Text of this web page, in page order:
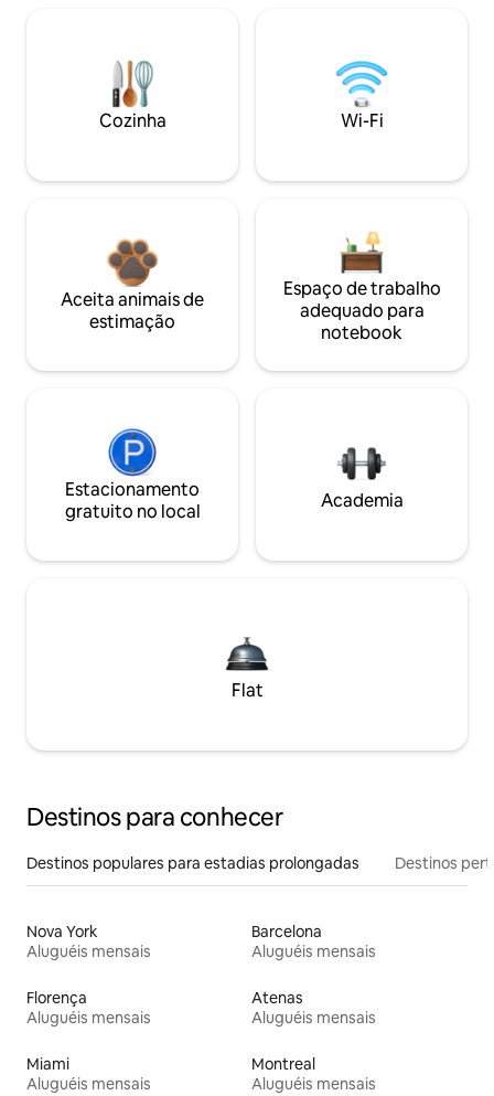
Cozinha Wi-Fi
Aceita animais de
estimação
Espaço de trabalho
adequado para
notebook
Estacionamento
gratuito no local
Academia
Flat
Destinos para conhecer
Destinos populares para estadias prolongadas Destinos
Nova York
Aluguéis mensais
Barcelona
Aluguéis mensais
Florença
Aluguéis mensais
Atenas
Aluguéis mensais
Miami
Aluguéis mensais
Montreal
Aluguéis mensais